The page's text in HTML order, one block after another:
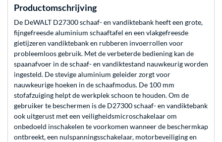
Productomschrijving
De DeWALT D27300 schaaf- en vandiktebank heeft een grote,
fijngefreesde aluminium schaaftafel en een vlakgefreesde
gietijzeren vandiktebank en rubberen invoerrollen voor
probleemloos gebruik. Met de verbeterde bediening kan de
spaanafvoer in de schaaf- en vandiktestand nauwkeurig worden
ingesteld. De stevige aluminium geleider zorgt voor
nauwkeurige hoeken in de schaafmodus. De 100 mm
stofafzuiging helpt de werkplek schoon te houden. Om de
gebruiker te beschermen is de D27300 schaaf- en vandiktebank
ook uitgerust met een veiligheidsmicroschakelaar om
onbedoeld inschakelen te voorkomen wanneer de beschermkap
ontbreekt, een nulspanningsschakelaar, motorbeveiliging en